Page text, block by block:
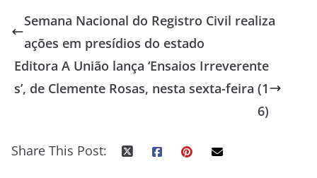
Semana Nacional do Registro Civil realiza
ações em presídios do estado
Editora A União lança ‘Ensaios Irreverente
s’, de Clemente Rosas, nesta sexta-feira (1
6)
Share This Post: